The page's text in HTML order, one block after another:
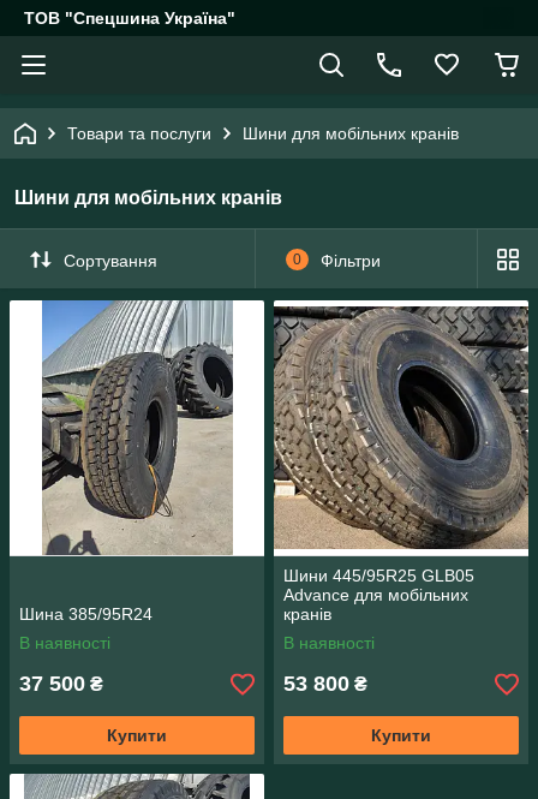
ТОВ "Спецшина Україна"
Товари та послуги Шини для мобільних кранів
Шини для мобільних кранів
Сортування 0 Фільтри
Шина 385/95R24
В наявності
37 500 ₴
Купити
Шини 445/95R25 GLB05
Advance для мобільних
кранів
В наявності
53 800 ₴
Купити